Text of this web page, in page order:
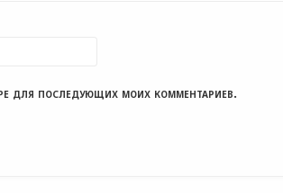
для последующих моих комментариев.